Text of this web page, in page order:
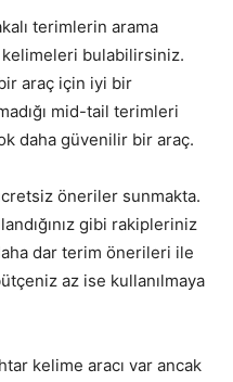
terimlerin arama
bulabilirsiniz.
araç için iyi bir
mid-tail terimleri
daha güvenilir bir araç.
öneriler sunmakta.
gibi rakipleriniz
dar terim önerileri ile
az ise kullanılmaya
kelime aracı var ancak